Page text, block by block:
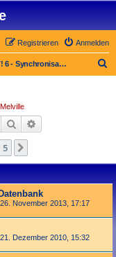
Anmelden
Registrieren
ACT! 6 - Synchro­nisation
Suche
5
November 2013, 17:17
Dezember 2010, 15:32